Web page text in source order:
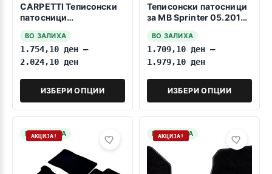
CARPETTI Теписонски
патосници
ГЛЕ W166 02.2015-
2019
ВО ЗАЛИХА
1.754,10 ден –
2.024,10 ден
ИЗБЕРИ ОПЦИИ
Теписонски патосници
за MB Sprinter 05.2018-
ВО ЗАЛИХА
1.709,10 ден –
1.979,10 ден
ИЗБЕРИ ОПЦИИ
НА ЗАЛИХА
АКЦИЈА! НА ЗАЛИХА
АКЦИЈА!